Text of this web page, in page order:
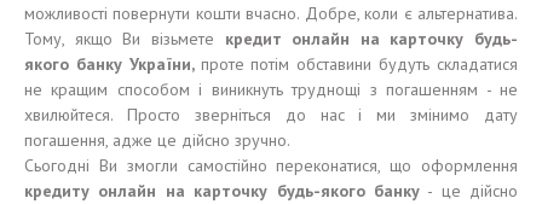
можливості повернути кошти вчасно. Добре, коли є альтернатива.
Тому, якщо Ви візьмете кредит онлайн на карточку будь-
якого банкуУкраїни, проте потім обставини будуть складатися
не кращим способом і виникнуть труднощі з погашенням - не
хвилюйтеся. Просто зверніться до нас і ми змінимо дату
погашення, адже це дійсно зручно.
Сьогодні Ви змогли самостійно переконатися, що оформлення
кредиту онлайн на карточку будь-якогобанку- це дійсно